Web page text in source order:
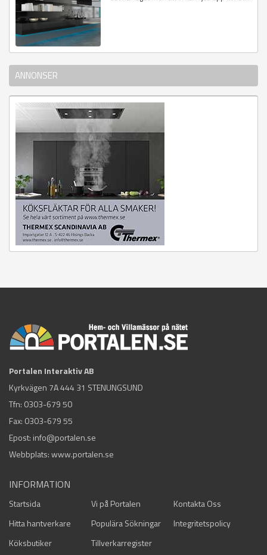
ANNONSER
Portalen Interaktiv AB
Kyrkvägen 7A 444 31 STENUNGSUND
Tfn: 0303-679 50
Fax: 0303-679 55
Epost: info@portalen.se
Webbplats: www.portalen.se
INFORMATION
Startsida Vi på Portalen
Kontakta Oss
Hitta hantverkare
Populära Sökningar
Integritetspolicy
Köksbutiker
Tillverkarregister